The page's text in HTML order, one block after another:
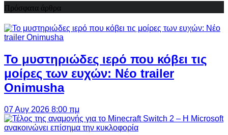
Πρόσφατα άρθρα
Το μυστηριώδες ιερό που κόβει τις
μοίρες των ευχών: Νέο trailer
Onimusha
07 Αυγ 2026 8:00 πμ